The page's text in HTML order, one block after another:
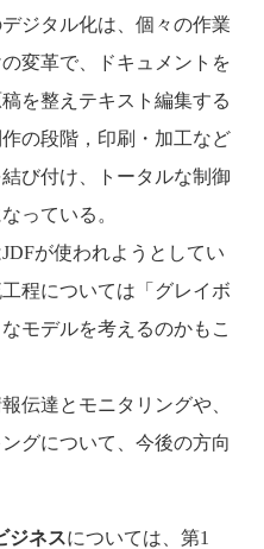
ジタル化は、個々の作業
変革で、ドキュメントを
を整えテキスト編集する
の段階，印刷・加工など
び付け、トータルな制御
っている。
が使われようとしてい
程については「グレイボ
モデルを考えるのかもこ
伝達とモニタリングや、
グについて、今後の方向
ジネスについては、第1